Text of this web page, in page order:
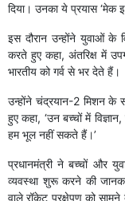
दिया। उनका ये प्रयास ‘मेक
इस दौरान उन्होंने युवाओं के
करते हुए कहा, अंतरिक्ष में
भारतीय को गर्व से भर देते हैं।
उन्होंने चंद्रयान-2 मिशन के
हुए कहा, ‘उन बच्चों में
हम भूल नहीं सकते हैं।’
प्रधानमंत्री ने बच्चों और
व्यवस्था शुरू करने की
वाले रॉकेट प्रक्षेपण को